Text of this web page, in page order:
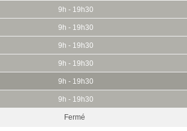
9h - 19h30
9h - 19h30
9h - 19h30
9h - 19h30
9h - 19h30
9h - 19h30
Fermé